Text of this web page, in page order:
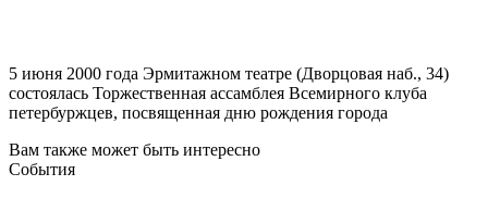
5 июня 2000 года Эрмитажном театре (Дворцовая наб., 34)
состоялась Торжественная ассамблея Всемирного клуба
петербуржцев, посвященная дню рождения города
Вам также может быть интересно
События